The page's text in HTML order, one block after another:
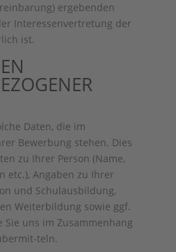
ergebenden
Interessenvertretung der
ist.
Daten, die im
Bewerbung stehen. Dies
zu Ihrer Person (Name,
etc.), Angaben zu Ihrer
und Schulausbildung,
Weiterbildung sowie ggf.
Sie uns im Zusammenhang
teln.